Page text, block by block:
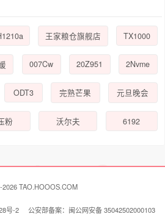
王家粮仓旗舰店 TX1000
007Cw 20Z951 2Nvme
ODT3 完熟芒果 元旦晚会
粉 沃尔夫 6192
TAO.HOOOS.COM
号-2 公安部备案：闽公网安备 35042502000103